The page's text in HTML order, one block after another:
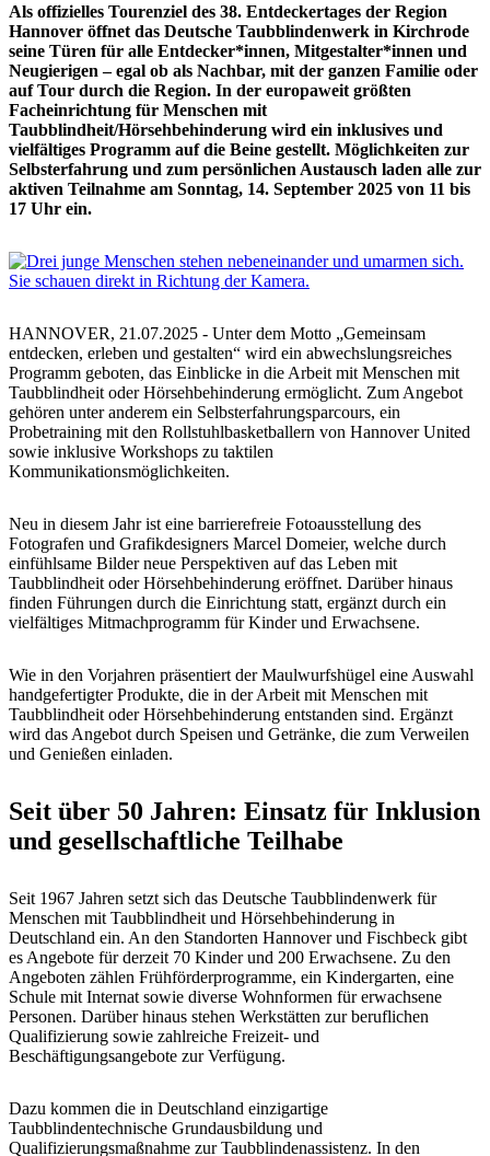
Als offizielles Tourenziel des 38. Entdeckertages der Region
Hannover öffnet das Deutsche Taubblindenwerk in Kirchrode
seine Türen für alle Entdecker*innen, Mitgestalter*innen und
Neugierigen – egal ob als Nachbar, mit der ganzen Familie oder
auf Tour durch die Region. In der europaweit größten
Facheinrichtung für Menschen mit
Taubblindheit/Hörsehbehinderung wird ein inklusives und
vielfältiges Programm auf die Beine gestellt. Möglichkeiten zur
Selbsterfahrung und zum persönlichen Austausch laden alle zur
aktiven Teilnahme am Sonntag, 14. September 2025 von 11 bis
17 Uhr ein.
HANNOVER, 21.07.2025 - Unter dem Motto „Gemeinsam
entdecken, erleben und gestalten“ wird ein abwechslungsreiches
Programm geboten, das Einblicke in die Arbeit mit Menschen mit
Taubblindheit oder Hörsehbehinderung ermöglicht. Zum Angebot
gehören unter anderem ein Selbsterfahrungsparcours, ein
Probetraining mit den Rollstuhlbasketballern von Hannover United
sowie inklusive Workshops zu taktilen
Kommunikationsmöglichkeiten.
Neu in diesem Jahr ist eine barrierefreie Fotoausstellung des
Fotografen und Grafikdesigners Marcel Domeier, welche durch
einfühlsame Bilder neue Perspektiven auf das Leben mit
Taubblindheit oder Hörsehbehinderung eröffnet. Darüber hinaus
finden Führungen durch die Einrichtung statt, ergänzt durch ein
vielfältiges Mitmachprogramm für Kinder und Erwachsene.
Wie in den Vorjahren präsentiert der Maulwurfshügel eine Auswahl
handgefertigter Produkte, die in der Arbeit mit Menschen mit
Taubblindheit oder Hörsehbehinderung entstanden sind. Ergänzt
wird das Angebot durch Speisen und Getränke, die zum Verweilen
und Genießen einladen.
Seit über 50 Jahren: Einsatz für Inklusion
und gesellschaftliche Teilhabe
Seit 1967 Jahren setzt sich das Deutsche Taubblindenwerk für
Menschen mit Taubblindheit und Hörsehbehinderung in
Deutschland ein. An den Standorten Hannover und Fischbeck gibt
es Angebote für derzeit 70 Kinder und 200 Erwachsene. Zu den
Angeboten zählen Frühförderprogramme, ein Kindergarten, eine
Schule mit Internat sowie diverse Wohnformen für erwachsene
Personen. Darüber hinaus stehen Werkstätten zur beruflichen
Qualifizierung sowie zahlreiche Freizeit- und
Beschäftigungsangebote zur Verfügung.
Dazu kommen die in Deutschland einzigartige
Taubblindentechnische Grundausbildung und
Qualifizierungsmaßnahme zur Taubblindenassistenz. In den